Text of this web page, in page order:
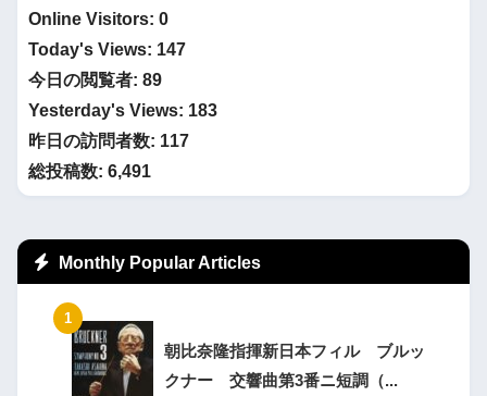
Online Visitors: 0
Today's Views: 147
今日の閲覧者: 89
Yesterday's Views: 183
昨日の訪問者数: 117
総投稿数: 6,491
Monthly Popular Articles
朝比奈隆指揮新日本フィル ブルッ
クナー 交響曲第3番ニ短調（...